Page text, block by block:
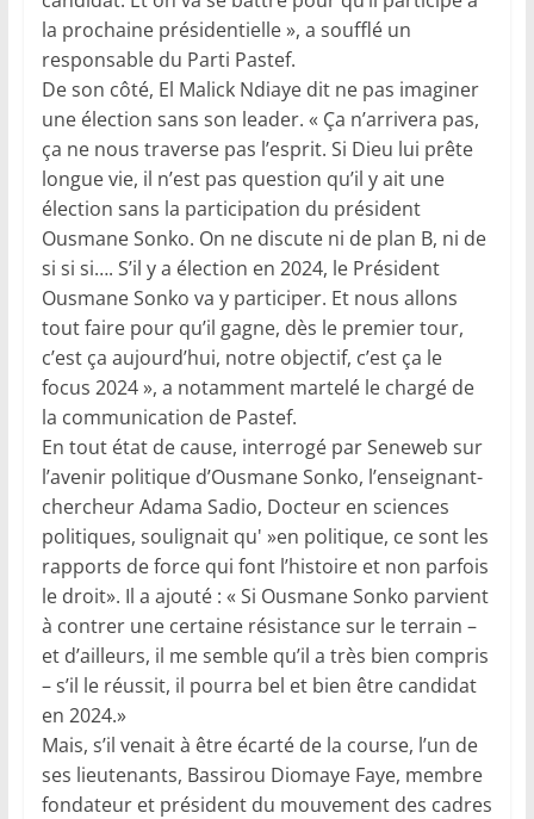
la prochaine présidentielle », a soufflé un
responsable du Parti Pastef.
De son côté, El Malick Ndiaye dit ne pas imaginer
une élection sans son leader. « Ça n’arrivera pas,
ça ne nous traverse pas l’esprit. Si Dieu lui prête
longue vie, il n’est pas question qu’il y ait une
élection sans la participation du président
Ousmane Sonko. On ne discute ni de plan B, ni de
si si si…. S’il y a élection en 2024, le Président
Ousmane Sonko va y participer. Et nous allons
tout faire pour qu’il gagne, dès le premier tour,
c’est ça aujourd’hui, notre objectif, c’est ça le
focus 2024 », a notamment martelé le chargé de
la communication de Pastef.
En tout état de cause, interrogé par Seneweb sur
l’avenir politique d’Ousmane Sonko, l’enseignant-
chercheur Adama Sadio, Docteur en sciences
politiques, soulignait qu' »en politique, ce sont les
rapports de force qui font l’histoire et non parfois
le droit». Il a ajouté : « Si Ousmane Sonko parvient
à contrer une certaine résistance sur le terrain –
et d’ailleurs, il me semble qu’il a très bien compris
– s’il le réussit, il pourra bel et bien être candidat
en 2024.»
Mais, s’il venait à être écarté de la course, l’un de
ses lieutenants, Bassirou Diomaye Faye, membre
fondateur et président du mouvement des cadres